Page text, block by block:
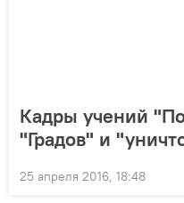
Кадры учений
"Градов" и
25 апреля 2016, 18:48